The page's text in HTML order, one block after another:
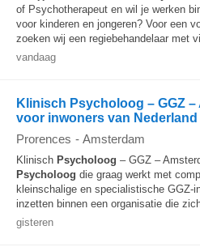
of Psychotherapeut en wil je werken
voor kinderen en jongeren? Voor een
zoeken wij een regiebehandelaar met
vandaag
Klinisch Psycholoog – GGZ –
voor inwoners van Nederland
Prorences - Amsterdam
Klinisch Psycholoog – GGZ –
Psycholoog die graag werkt met
kleinschalige en specialistische GGZ-
inzetten binnen een organisatie die
gisteren